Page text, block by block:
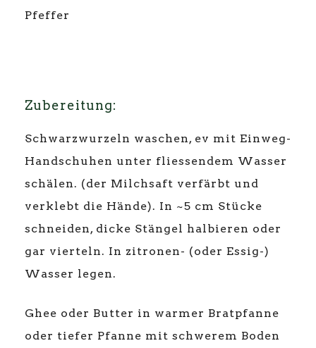
Pfeffer
Zubereitung:
Schwarzwurzeln waschen, ev mit Einweg-
Handschuhen unter fliessendem Wasser
schälen. (der Milchsaft verfärbt und
verklebt die Hände). In ~5 cm Stücke
schneiden, dicke Stängel halbieren oder
gar vierteln. In zitronen- (oder Essig-)
Wasser legen.
Ghee oder Butter in warmer Bratpfanne
oder tiefer Pfanne mit schwerem Boden